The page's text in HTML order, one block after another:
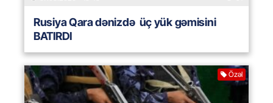
Rusiya Qara dənizdə üç yük gəmisini
BATIRDI
Özəl